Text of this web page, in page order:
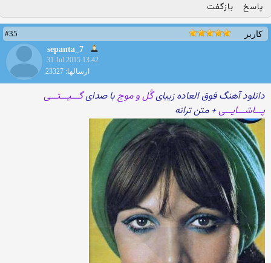
پاسخ بازگفت
کاربر
#35
sepanta_7
31 Jul 2015 13:42
ارسالها: 23327
دانلود آهنگ فوق العاده زیبایگُل و موجبا صدایگـــیـــتـــی
پـــاشـــایـــی+ متن ترانه